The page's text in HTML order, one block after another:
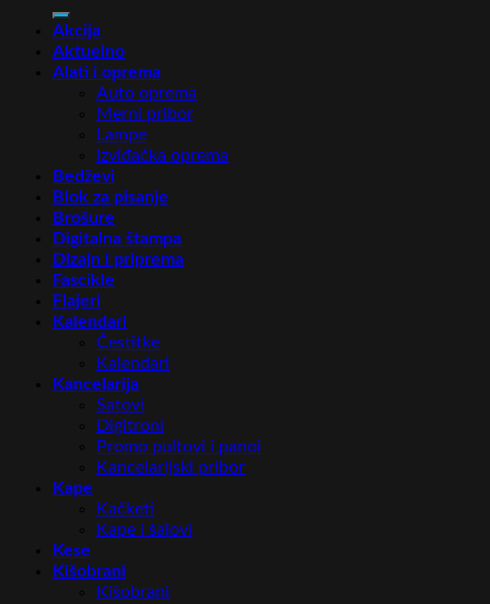
Akcija
Aktuelno
Alati i oprema
Auto oprema
Merni pribor
Lampe
Izviđačka oprema
Bedževi
Blok za pisanje
Brošure
Digitalna štampa
Dizajn i priprema
Fascikle
Flajeri
Kalendari
Čestitke
Kalendari
Kancelarija
Satovi
Digitroni
Promo pultovi i panoi
Kancelarijski pribor
Kape
Kačketi
Kape i šalovi
Kese
Kišobrani
Kišobrani